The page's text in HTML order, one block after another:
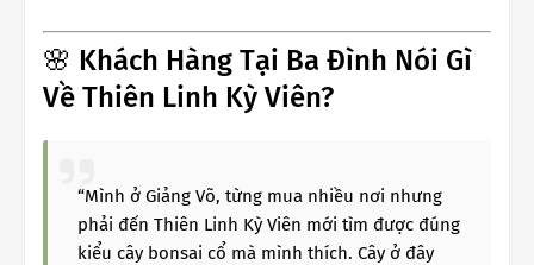
🌸 Khách Hàng Tại Ba Đình Nói Gì
Về Thiên Linh Kỳ Viên?
“Mình ở Giảng Võ, từng mua nhiều nơi nhưng
phải đến Thiên Linh Kỳ Viên mới tìm được đúng
kiểu cây bonsai cổ mà mình thích. Cây ở đây